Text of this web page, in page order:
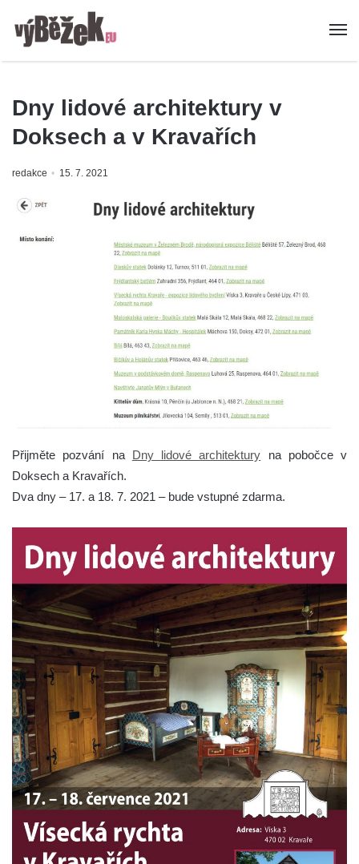
Dny lidové architektury v
Doksech a v Kravařích
redakce 15. 7. 2021
Přijměte pozvání na Dny lidové architektury na pobočce v
Doksech a Kravařích.
Dva dny – 17. a 18. 7. 2021 – bude vstupné zdarma.